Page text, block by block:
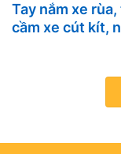
Tay nắm xe rùa,
cầm xe cút kít,